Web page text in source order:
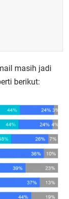
masih jadi
berikut: